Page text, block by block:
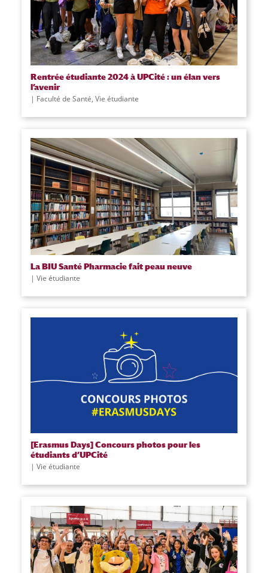
Rentrée étudiante 2024 à UPCité : un élan vers
l’avenir
| Faculté de Santé, Vie étudiante
La BIU Santé Pharmacie fait peau neuve
| Vie étudiante
[Erasmus Days] Concours photos pour les
étudiants d’UPCité
| Vie étudiante